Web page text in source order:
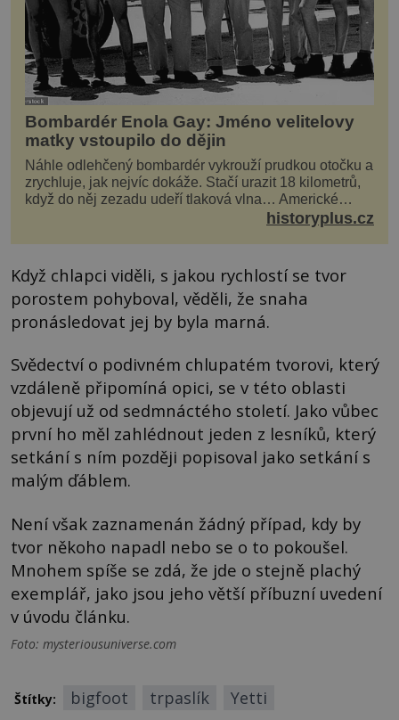
Bombardér Enola Gay: Jméno velitelovy
matky vstoupilo do dějin
Náhle odlehčený bombardér vykrouží prudkou otočku a
zrychluje, jak nejvíc dokáže. Stačí urazit 18 kilometrů,
když do něj zezadu udeří tlaková vlna… Americké
rozhodnutí svrhnout ničivou jadernou bombu ...historyplus.cz
Když chlapci viděli, s jakou rychlostí se tvor
porostem pohyboval, věděli, že snaha
pronásledovat jej by byla marná.
Svědectví o podivném chlupatém tvorovi, který
vzdáleně připomíná opici, se v této oblasti
objevují už od sedmnáctého století. Jako vůbec
první ho měl zahlédnout jeden z lesníků, který
setkání s ním později popisoval jako setkání s
malým ďáblem.
Není však zaznamenán žádný případ, kdy by
tvor někoho napadl nebo se o to pokoušel.
Mnohem spíše se zdá, že jde o stejně plachý
exemplář, jako jsou jeho větší příbuzní uvedení
v úvodu článku.
Foto: mysteriousuniverse.com
Štítky: bigfoot trpaslík Yetti